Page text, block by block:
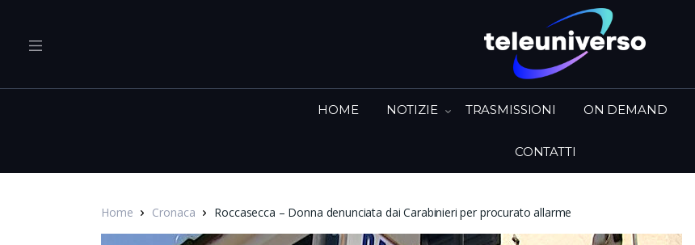
HOME NOTIZIE TRASMISSIONI ON DEMAND
CONTATTI
Home Cronaca Roccasecca – Donna denunciata dai Carabinieri per procurato allarme